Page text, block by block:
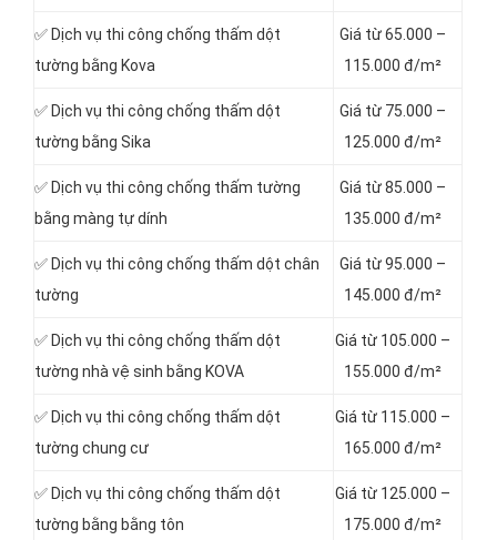
✅ Dịch vụ thi công chống thấm dột
tường bằng Kova
Giá từ 65.000 –
115.000 đ/m²
✅ Dịch vụ thi công chống thấm dột
tường bằng Sika
Giá từ 75.000 –
125.000 đ/m²
✅ Dịch vụ thi công chống thấm tường
bằng màng tự dính
Giá từ 85.000 –
135.000 đ/m²
✅ Dịch vụ thi công chống thấm dột chân
tường
Giá từ 95.000 –
145.000 đ/m²
✅ Dịch vụ thi công chống thấm dột
tường nhà vệ sinh bằng KOVA
Giá từ 105.000 –
155.000 đ/m²
✅ Dịch vụ thi công chống thấm dột
tường chung cư
Giá từ 115.000 –
165.000 đ/m²
✅ Dịch vụ thi công chống thấm dột
tường bằng bằng tôn
Giá từ 125.000 –
175.000 đ/m²